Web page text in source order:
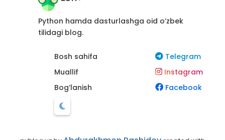
Python hamda dasturlashga oid o’zbek
tilidagi blog.
Bosh sahifa
Muallif
Bog’lanish
Telegram
Instagram
Facebook